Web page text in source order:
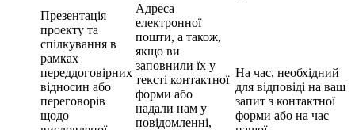
Презентація
проекту та
спілкування в
рамках
переддоговірних
відносин або
переговорів
щодо
Адреса
електронної
пошти, а також,
якщо ви
заповнили їх у
тексті контактної
форми або
надали нам у
повідомленні,
На час, необхідний
для відповіді на ваш
запит з контактної
форми або на час